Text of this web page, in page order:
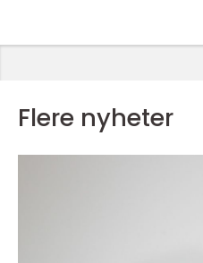
Flere nyheter